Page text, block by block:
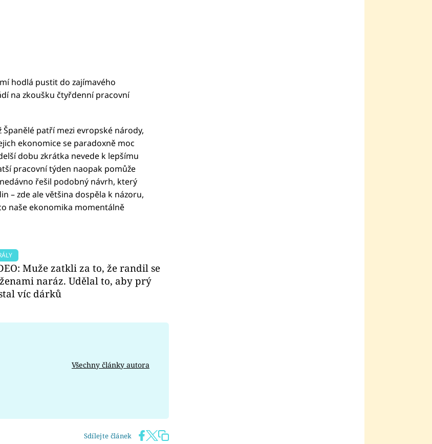
hodlá pustit do zajímavého
na zkoušku čtyřdenní pracovní
patří mezi evropské národy,
ekonomice se paradoxně moc
dobu zkrátka nevede k lepšímu
pracovní týden naopak pomůže
řešil podobný návrh, který
– zde ale většina dospěla k názoru,
naše ekonomika momentálně
Muže zatkli za to, že randil se
naráz. Udělal to, aby prý
víc dárků
Všechny články autora
Sdílejte článek